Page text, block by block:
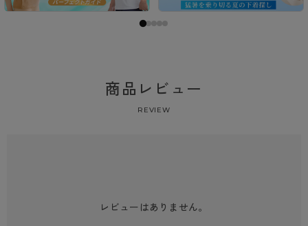
商品レビュー
REVIEW
レビューはありません。